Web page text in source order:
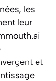
les
leur
et